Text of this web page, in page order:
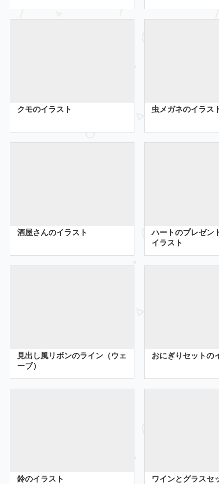
クモのイラスト 虫メガネのイラス
酒屋さんのイラスト
ハートのプレゼン
イラスト
見出し風リボンのライン（ウェ
ーブ）
おにぎりセットの
鈴のイラスト
ワインとグラスセ